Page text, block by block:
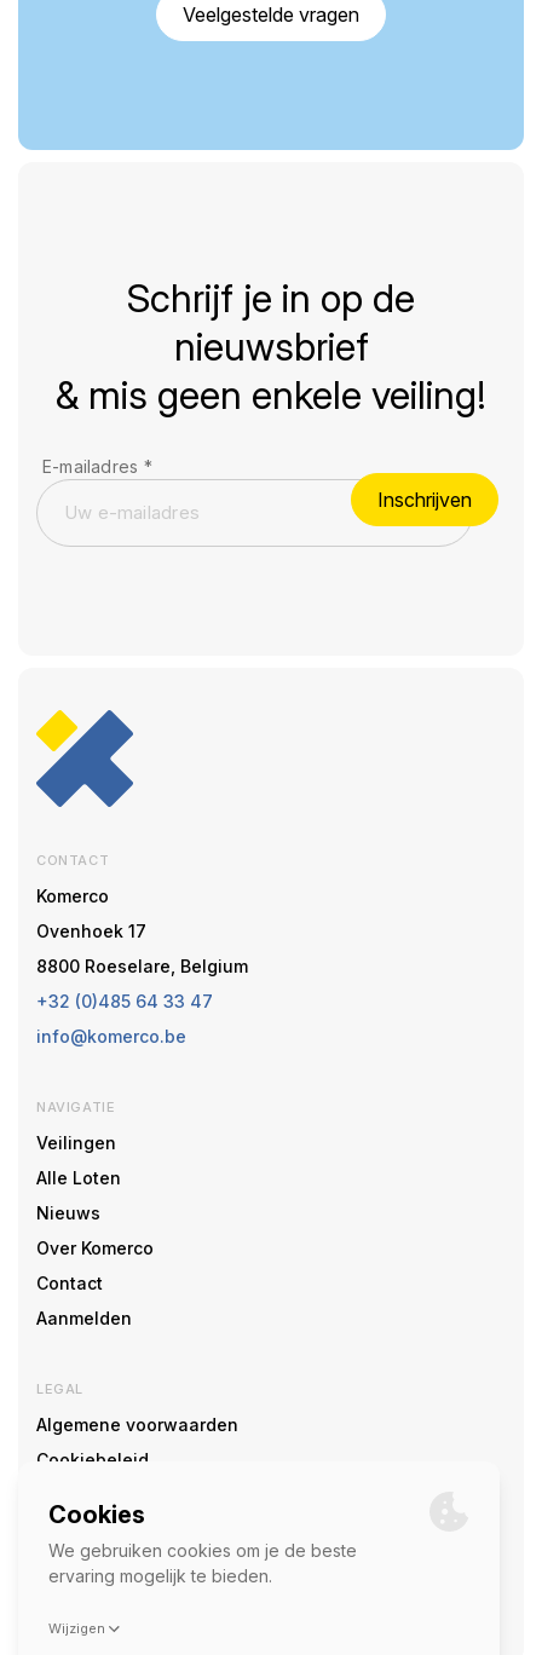
Veelgestelde vragen
Schrijf je in op de
nieuwsbrief
& mis geen enkele veiling!
E-mailadres *
Inschrijven
CONTACT
Komerco
Ovenhoek 17
8800 Roeselare, Belgium
+32 (0)485 64 33 47
info@komerco.be
NAVIGATIE
Veilingen
Alle Loten
Nieuws
Over Komerco
Contact
Aanmelden
LEGAL
Algemene voorwaarden
Cookiebeleid
SOCIAL